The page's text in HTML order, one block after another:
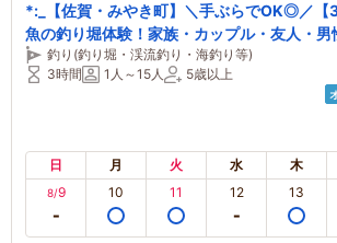
*:_【佐賀・みやき町】＼手ぶらでOK◎／【
魚の釣り堀体験！家族・カップル・友人・男
り・お子さまにオススメ！【所要時間：3時
釣り(釣り堀・渓流釣り・海釣り等)
3時間
1人～15人 5歳以上
日 月 火 水 木
8/9 10 11 12 13